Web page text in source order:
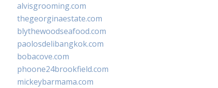
alvisgrooming.com
thegeorginaestate.com
blythewoodseafood.com
paolosdelibangkok.com
bobacove.com
phoone24brookfield.com
mickeybarmama.com